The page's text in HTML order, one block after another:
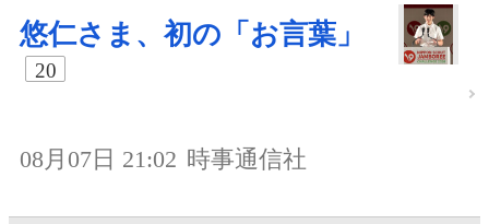
悠仁さま、初の「お言葉」
20
08月07日 21:02 時事通信社